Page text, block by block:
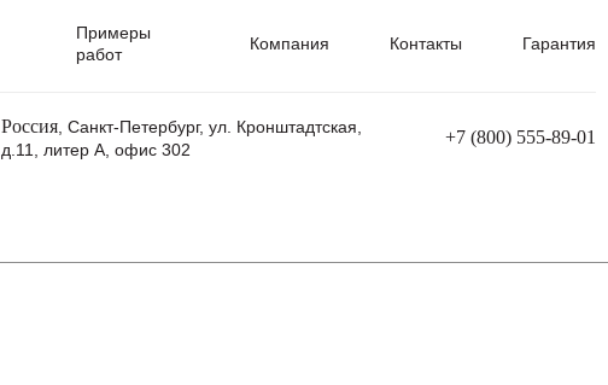
Примеры
работ
Компания Контакты Гарантия
Россия, Санкт-Петербург, ул. Кронштадтская,
д.11, литер А, офис 302
+7 (800) 555-89-01